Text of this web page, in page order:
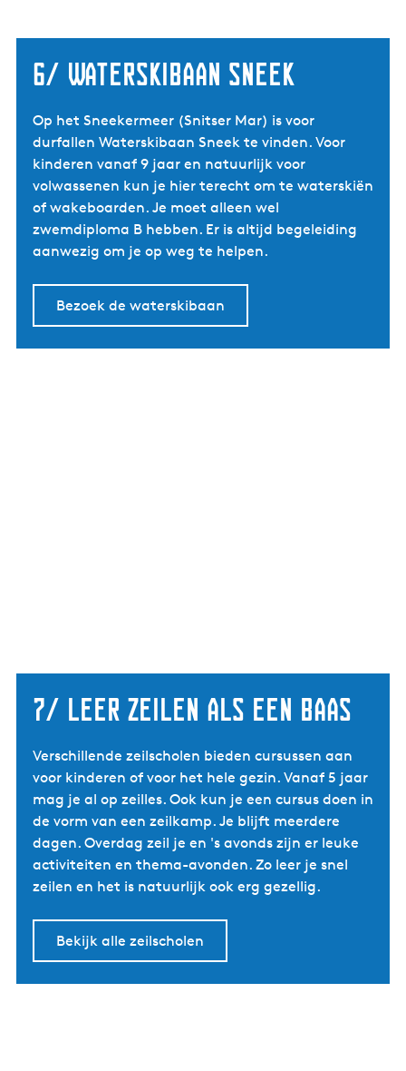
6/ Waterskibaan Sneek
Op het Sneekermeer (Snitser Mar) is voor
durfallen Waterskibaan Sneek te vinden. Voor
kinderen vanaf 9 jaar en natuurlijk voor
volwassenen kun je hier terecht om te waterskiën
of wakeboarden. Je moet alleen wel
zwemdiploma B hebben. Er is altijd begeleiding
aanwezig om je op weg te helpen.
Bezoek de waterskibaan
7/ leer zeilen als een baas
Verschillende zeilscholen bieden cursussen aan
voor kinderen of voor het hele gezin. Vanaf 5 jaar
mag je al op zeilles. Ook kun je een cursus doen in
de vorm van een zeilkamp. Je blijft meerdere
dagen. Overdag zeil je en 's avonds zijn er leuke
activiteiten en thema-avonden. Zo leer je snel
zeilen en het is natuurlijk ook erg gezellig.
Bekijk alle zeilscholen